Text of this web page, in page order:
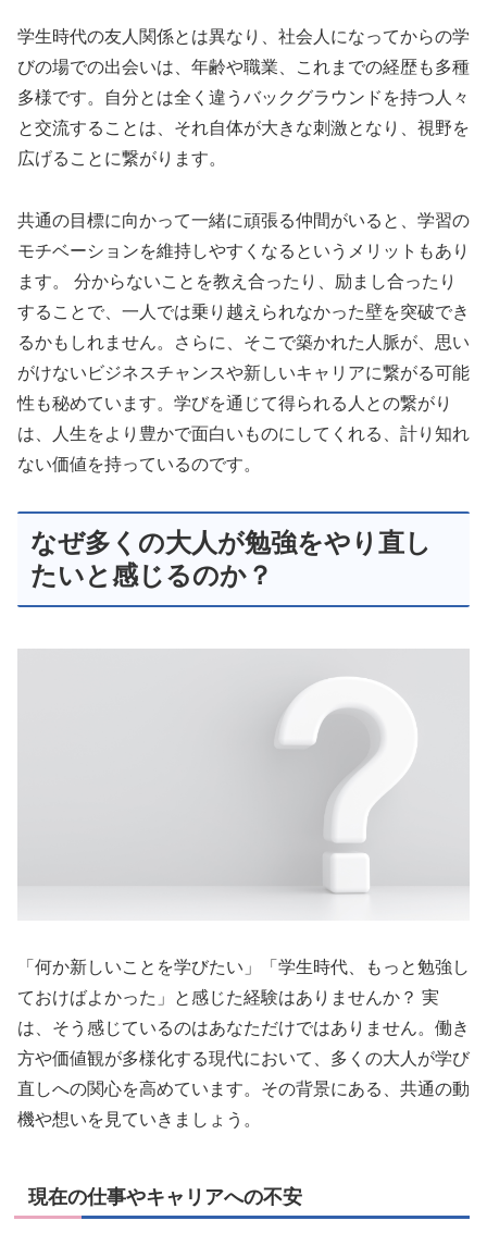
学生時代の友人関係とは異なり、社会人になってからの学
びの場での出会いは、年齢や職業、これまでの経歴も多種
多様です。自分とは全く違うバックグラウンドを持つ人々
と交流することは、それ自体が大きな刺激となり、視野を
広げることに繋がります。
共通の目標に向かって一緒に頑張る仲間がいると、学習の
モチベーションを維持しやすくなるというメリットもあり
ます。 分からないことを教え合ったり、励まし合ったり
することで、一人では乗り越えられなかった壁を突破でき
るかもしれません。さらに、そこで築かれた人脈が、思い
がけないビジネスチャンスや新しいキャリアに繋がる可能
性も秘めています。学びを通じて得られる人との繋がり
は、人生をより豊かで面白いものにしてくれる、計り知れ
ない価値を持っているのです。
なぜ多くの大人が勉強をやり直し
たいと感じるのか？
「何か新しいことを学びたい」「学生時代、もっと勉強し
ておけばよかった」と感じた経験はありませんか？ 実
は、そう感じているのはあなただけではありません。働き
方や価値観が多様化する現代において、多くの大人が学び
直しへの関心を高めています。その背景にある、共通の動
機や想いを見ていきましょう。
現在の仕事やキャリアへの不安